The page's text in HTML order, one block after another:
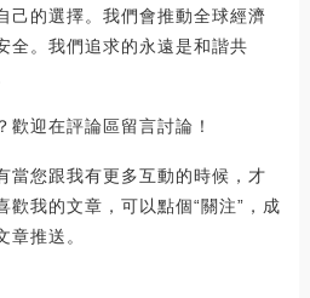
己的選擇。我們會推動全球經濟
全。我們追求的永遠是和諧共
歡迎在評論區留言討論！
當您跟我有更多互動的時候，才
歡我的文章，可以點個“關注”，成
章推送。